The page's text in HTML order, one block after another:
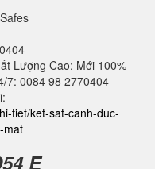
Lượng Cao: Mới 100%
7: 0084 98 2770404
tiet/ket-sat-canh-duc-
mat
E